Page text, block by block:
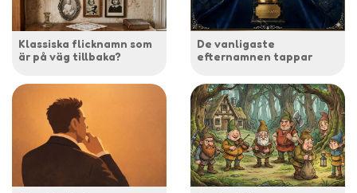
Klassiska flicknamn som
är på väg tillbaka?
De vanligaste
efternamnen tappar